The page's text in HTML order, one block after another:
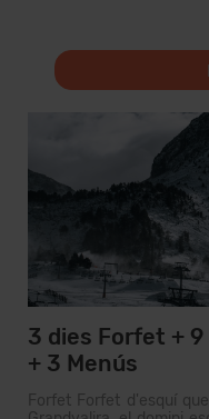
3 dies Forfet + 9
+ 3 Menús
Forfet Forfet d'esquí